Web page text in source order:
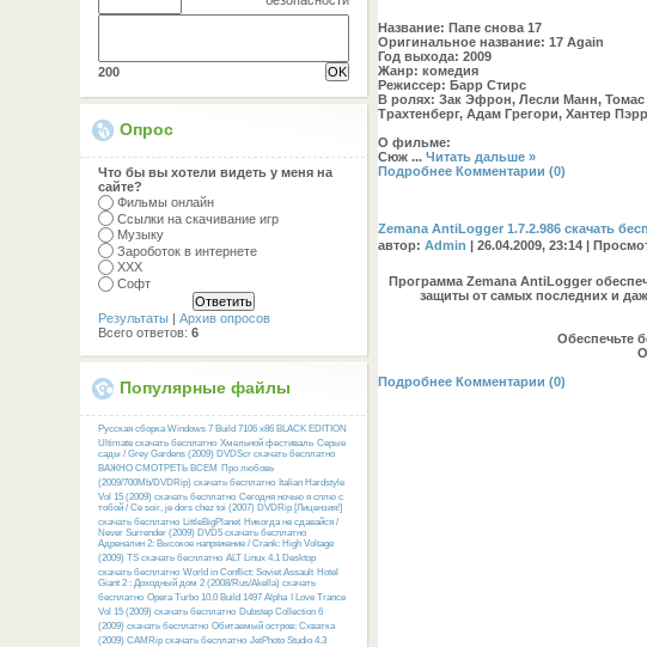
200
Опрос
Что бы вы хотели видеть у меня на
сайте?
Фильмы онлайн
Ссылки на скачивание игр
Музыку
Зароботок в интернете
ХХХ
Софт
Результаты |Архив опросов
Всего ответов:6
Популярные файлы
Русcкая сборка Windows 7 Build 7106 x86 BLACK EDITION
Ultimate скачать бесплатно Хмельной фестиваль Серые
сады / Grey Gardens (2009) DVDScr скачать бесплатно
ВАЖНО СМОТРЕТЬ ВСЕМ Про любовь
(2009/700Mb/DVDRip) скачать бесплатно Italian Hardstyle
Vol 15 (2009) скачать бесплатно Сегодня ночью я сплю с
тобой / Ce soir, je dors chez toi (2007) DVDRip [Лицензия!]
скачать бесплатно LittleBigPlanet Никогда не сдавайся /
Never Surrender (2009) DVD5 скачать бесплатно
Адреналин 2: Высокое напряжение / Crank: High Voltage
(2009) TS скачать бесплатно ALT Linux 4.1 Desktop
скачать бесплатно World in Conflict: Soviet Assault Hotel
Giant 2 : Доходный дом 2 (2008/Rus/Akella) скачать
бесплатно Opera Turbo 10.0 Build 1497 Alpha I Love Trance
Vol 15 (2009) скачать бесплатно Dubstep Collection 6
(2009) скачать бесплатно Обитаемый остров: Схватка
(2009) CAMRip скачать бесплатно JetPhoto Studio 4.3
Название: Папе снова 17
Оригинальное название: 17 Again
Год выхода: 2009
Жанр: комедия
Режиссер: Барр Стирс
В ролях: Зак Эфрон, Лесли Манн,
Трахтенберг, Адам Грегори, Хантер
О фильме:
Сюж...Читать дальше »
Подробнее Комментарии (0)
Zemana AntiLogger 1.7.2.986 скачать
автор:Admin | 26.04.2009, 23:14 |
Программа Zemana AntiLogger
защиты от самых последних и
Обеспечьте
Подробнее Комментарии (0)